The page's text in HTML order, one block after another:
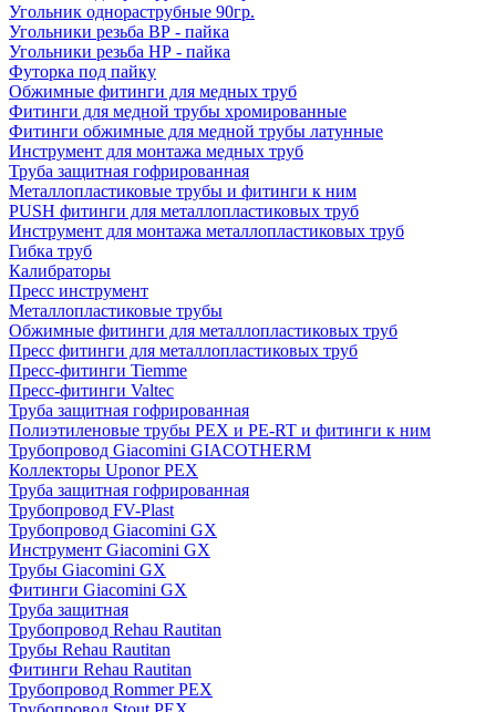
Угольник однораструбные 90гр.
Угольники резьба ВР - пайка
Угольники резьба НР - пайка
Футорка под пайку
Обжимные фитинги для медных труб
Фитинги для медной трубы хромированные
Фитинги обжимные для медной трубы латунные
Инструмент для монтажа медных труб
Труба защитная гофрированная
Металлопластиковые трубы и фитинги к ним
PUSH фитинги для металлопластиковых труб
Инструмент для монтажа металлопластиковых труб
Гибка труб
Калибраторы
Пресс инструмент
Металлопластиковые трубы
Обжимные фитинги для металлопластиковых труб
Пресс фитинги для металлопластиковых труб
Пресс-фитинги Tiemme
Пресс-фитинги Valtec
Труба защитная гофрированная
Полиэтиленовые трубы PEX и PE-RT и фитинги к ним
Трубопровод Giacomini GIACOTHERM
Коллекторы Uponor PEX
Труба защитная гофрированная
Трубопровод FV-Plast
Трубопровод Giacomini GX
Инструмент Giacomini GX
Трубы Giacomini GX
Фитинги Giacomini GX
Труба защитная
Трубопровод Rehau Rautitan
Трубы Rehau Rautitan
Фитинги Rehau Rautitan
Трубопровод Rommer PEX